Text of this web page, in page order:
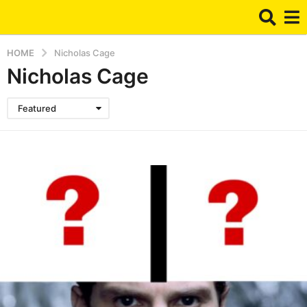
HOME Nicholas Cage
Nicholas Cage
Featured